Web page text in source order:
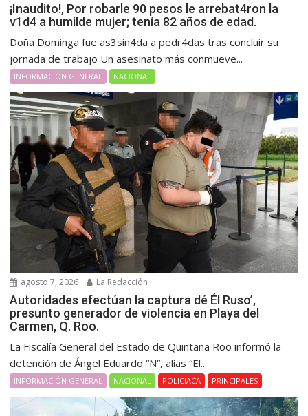
¡Inaudito!, Por robarle 90 pesos le arrebat4ron la
v1d4 a humilde mujer; tenía 82 años de edad.
Doña Dominga fue as3sin4da a pedr4das tras concluir su
jornada de trabajo Un asesinato más conmueve...
INFORMACIÓN GENERAL NACIONAL
agosto 7, 2026 La Redacción
Autoridades efectúan la captura dé Él Ruso’,
presunto generador de violencia en Playa del
Carmen, Q. Roo.
La Fiscalía General del Estado de Quintana Roo informó la
detención de Ángel Eduardo “N”, alias “El...
INFORMACIÓN GENERAL NACIONAL POLICIACA PRINCIPALES